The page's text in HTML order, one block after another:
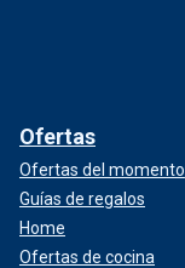
Ofertas
Ofertas del momento
Guías de regalos
Home
Ofertas de cocina